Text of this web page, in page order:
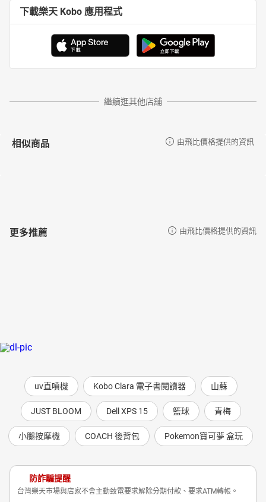
下載樂天 Kobo 應用程式
繼續逛其他店舖
相似商品 由飛比價格提供的資訊
更多推薦 由飛比價格提供的資訊
uv直噴機 Kobo Clara 電子書閱讀器 山蘇
JUST BLOOM Dell XPS 15 籃球 青梅
小腿按摩機 COACH 後背包 Pokemon寶可夢 盒玩
防詐騙提醒
台灣樂天市場與店家不會主動致電要求解除分期付款、要求ATM轉帳。